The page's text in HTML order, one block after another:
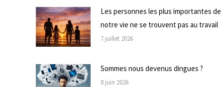
Les personnes les plus importantes de
notre vie ne se trouvent pas au travail
7 juillet 2026
Sommes nous devenus dingues ?
8 juin 2026